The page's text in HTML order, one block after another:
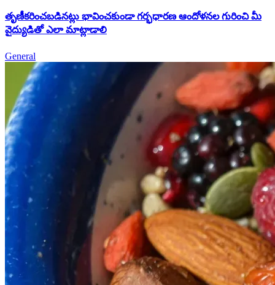
తృణీకరించబడినట్లు భావించకుండా గర్భధారణ ఆందోళనల గురించి మీ
వైద్యుడితో ఎలా మాట్లాడాలి
General